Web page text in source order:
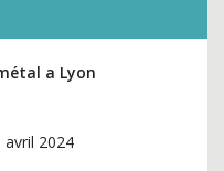
a Lyon
avril 2024